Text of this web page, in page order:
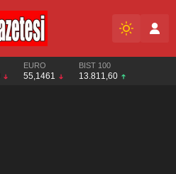
EURO
55,1461
BIST 100
13.811,60